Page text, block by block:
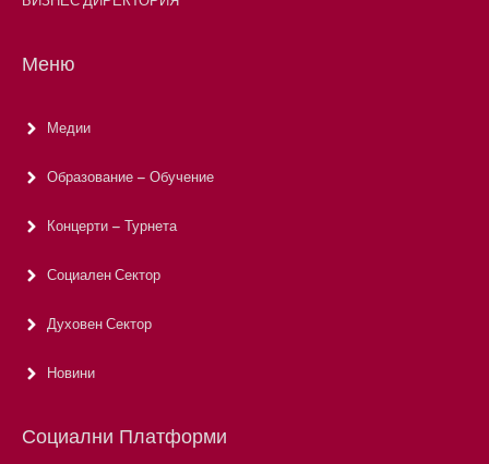
Меню
Медии
Образование – Обучение
Концерти – Турнета
Социален Сектор
Духовен Сектор
Новини
Социални Платформи